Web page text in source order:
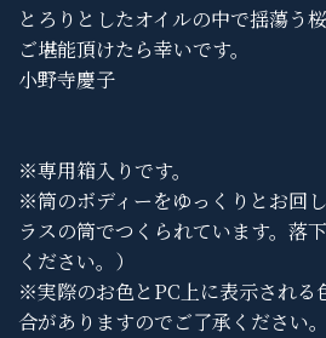
とろりとしたオイルの中で揺蕩う
ご堪能頂けたら幸いです。
小野寺慶子
※専用箱入りです。
※筒のボディーをゆっくりとお回
ラスの筒でつくられています。落
ください。）
※実際のお色とPC上に表示される
合がありますのでご了承ください。